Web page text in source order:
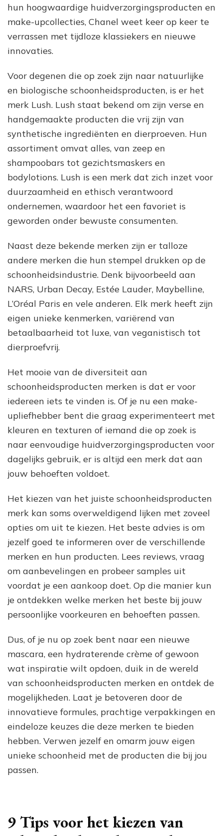
hun hoogwaardige huidverzorgingsproducten en
make-upcollecties, Chanel weet keer op keer te
verrassen met tijdloze klassiekers en nieuwe
innovaties.
Voor degenen die op zoek zijn naar natuurlijke
en biologische schoonheidsproducten, is er het
merk Lush. Lush staat bekend om zijn verse en
handgemaakte producten die vrij zijn van
synthetische ingrediënten en dierproeven. Hun
assortiment omvat alles, van zeep en
shampoobars tot gezichtsmaskers en
bodylotions. Lush is een merk dat zich inzet voor
duurzaamheid en ethisch verantwoord
ondernemen, waardoor het een favoriet is
geworden onder bewuste consumenten.
Naast deze bekende merken zijn er talloze
andere merken die hun stempel drukken op de
schoonheidsindustrie. Denk bijvoorbeeld aan
NARS, Urban Decay, Estée Lauder, Maybelline,
L’Oréal Paris en vele anderen. Elk merk heeft zijn
eigen unieke kenmerken, variërend van
betaalbaarheid tot luxe, van veganistisch tot
dierproefvrij.
Het mooie van de diversiteit aan
schoonheidsproducten merken is dat er voor
iedereen iets te vinden is. Of je nu een make-
upliefhebber bent die graag experimenteert met
kleuren en texturen of iemand die op zoek is
naar eenvoudige huidverzorgingsproducten voor
dagelijks gebruik, er is altijd een merk dat aan
jouw behoeften voldoet.
Het kiezen van het juiste schoonheidsproducten
merk kan soms overweldigend lijken met zoveel
opties om uit te kiezen. Het beste advies is om
jezelf goed te informeren over de verschillende
merken en hun producten. Lees reviews, vraag
om aanbevelingen en probeer samples uit
voordat je een aankoop doet. Op die manier kun
je ontdekken welke merken het beste bij jouw
persoonlijke voorkeuren en behoeften passen.
Dus, of je nu op zoek bent naar een nieuwe
mascara, een hydraterende crème of gewoon
wat inspiratie wilt opdoen, duik in de wereld
van schoonheidsproducten merken en ontdek de
mogelijkheden. Laat je betoveren door de
innovatieve formules, prachtige verpakkingen en
eindeloze keuzes die deze merken te bieden
hebben. Verwen jezelf en omarm jouw eigen
unieke schoonheid met de producten die bij jou
passen.
9 Tips voor het kiezen van